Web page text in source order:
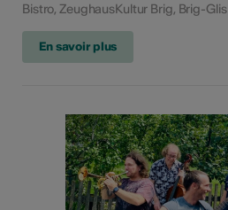
Bistro, ZeughausKultur Brig, Brig-Glis
En savoir plus